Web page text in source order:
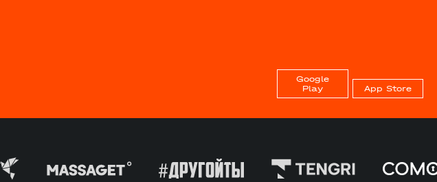
Google
Play
App Store